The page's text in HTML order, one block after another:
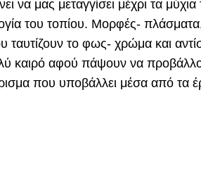
να μας μεταγγίσει μέχρι τα
του τοπίου. Μορφές- πλάσματα,
το φως- χρώμα και
καιρό αφού πάψουν να
που υποβάλλει μέσα από τα